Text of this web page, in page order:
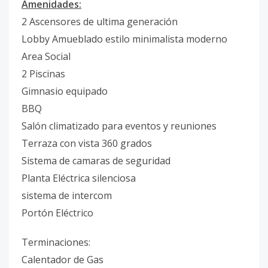
Amenidades:
2 Ascensores de ultima generación
Lobby Amueblado estilo minimalista moderno
Area Social
2 Piscinas
Gimnasio equipado
BBQ
Salón climatizado para eventos y reuniones
Terraza con vista 360 grados
Sistema de camaras de seguridad
Planta Eléctrica silenciosa
sistema de intercom
Portón Eléctrico
Terminaciones:
Calentador de Gas